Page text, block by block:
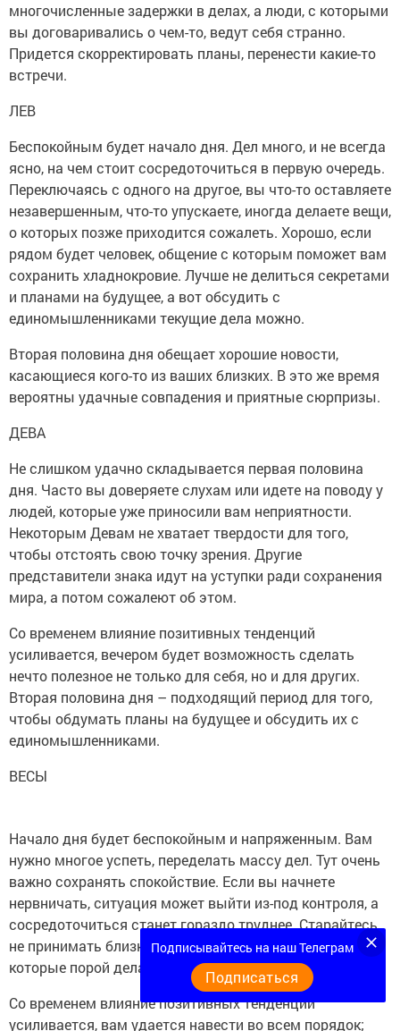
многочисленные задержки в делах, а люди, с которыми
вы договаривались о чем-то, ведут себя странно.
Придется скорректировать планы, перенести какие-то
встречи.
ЛЕВ
Беспокойным будет начало дня. Дел много, и не всегда
ясно, на чем стоит сосредоточиться в первую очередь.
Переключаясь с одного на другое, вы что-то оставляете
незавершенным, что-то упускаете, иногда делаете вещи,
о которых позже приходится сожалеть. Хорошо, если
рядом будет человек, общение с которым поможет вам
сохранить хладнокровие. Лучше не делиться секретами
и планами на будущее, а вот обсудить с
единомышленниками текущие дела можно.
Вторая половина дня обещает хорошие новости,
касающиеся кого-то из ваших близких. В это же время
вероятны удачные совпадения и приятные сюрпризы.
ДЕВА
Не слишком удачно складывается первая половина
дня. Часто вы доверяете слухам или идете на поводу у
людей, которые уже приносили вам неприятности.
Некоторым Девам не хватает твердости для того,
чтобы отстоять свою точку зрения. Другие
представители знака идут на уступки ради сохранения
мира, а потом сожалеют об этом.
Со временем влияние позитивных тенденций
усиливается, вечером будет возможность сделать
нечто полезное не только для себя, но и для других.
Вторая половина дня – подходящий период для того,
чтобы обдумать планы на будущее и обсудить их с
единомышленниками.
ВЕСЫ
Начало дня будет беспокойным и напряженным. Вам
нужно многое успеть, переделать массу дел. Тут очень
важно сохранять спокойствие. Если вы начнете
нервничать, ситуация может выйти из-под контроля, а
сосредоточиться станет гораздо труднее. Старайтесь
не принимать близко к сердцу критические замечания,
которые порой делают окружающие.
Со временем влияние позитивных тенденций
усиливается, вам удается навести во всем порядок;
Подписывайтесь на наш Телеграм
Подписаться